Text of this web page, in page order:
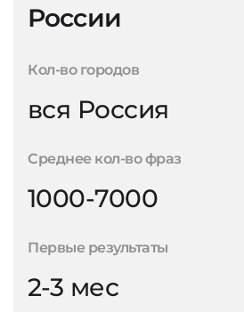
России
Кол-во городов
вся Россия
Среднее кол-во фраз
1000-7000
Первые результаты
2-3 мес